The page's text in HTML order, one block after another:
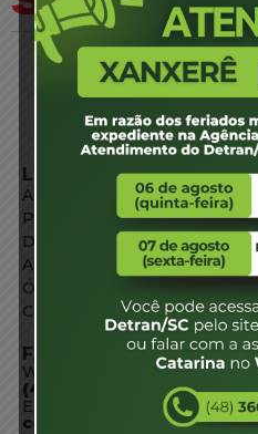
LINKS EXTERNOS
Agência de Notícias
Portal de Serviços
Diário Oficial
Acesso à Informação
Órgãos do Governo
Conheça SC
FALE CONOSCO
WhatsApp:
(48) 3664-1800
E-mail: